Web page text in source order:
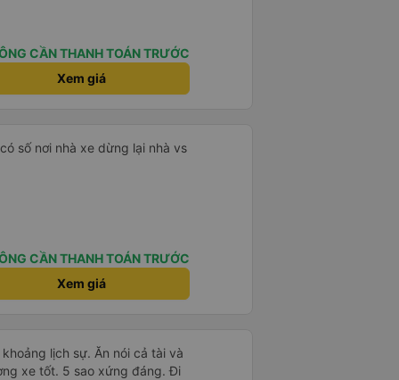
Tài xế này là người lái xe an
Chúng tôi rất khuyến khích
Thai Son.
CẦN THANH TOÁN TRƯỚC
Xem giá
số nơi nhà xe dừng lại nhà vs
CẦN THANH TOÁN TRƯỚC
Xem giá
lịch sự. Ăn nói cả tài và
xe tốt. 5 sao xứng đáng. Đi